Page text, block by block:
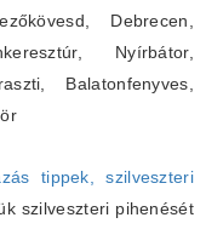
Debrecen,
Nyírbátor,
Balatonfenyves,
tippek, szilveszteri
szilveszteri pihenését